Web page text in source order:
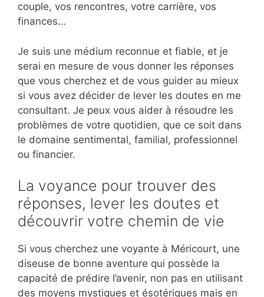
couple, vos rencontres, votre carrière, vos
finances…
Je suis une médium reconnue et fiable, et je
serai en mesure de vous donner les réponses
que vous cherchez et de vous guider au mieux
si vous avez décider de lever les doutes en me
consultant. Je peux vous aider à résoudre les
problèmes de votre quotidien, que ce soit dans
le domaine sentimental, familial, professionnel
ou financier.
La voyance pour trouver des
réponses, lever les doutes et
découvrir votre chemin de vie
Si vous cherchez une voyante à Méricourt, une
diseuse de bonne aventure qui possède la
capacité de prédire l’avenir, non pas en utilisant
des moyens mystiques et ésotériques mais en